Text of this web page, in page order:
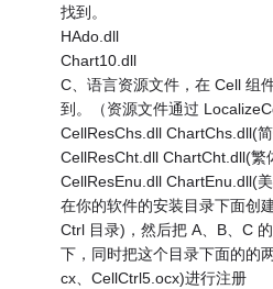
找到。
HAdo.dll
Chart10.dll
C、语言资源文件，在 Cell 组
到。（资源文件通过
CellResChs.dll ChartChs.dll(
CellResCht.dll ChartCht.dll(繁
CellResEnu.dll ChartEnu.dll(
在你的软件的安装目录下面创
Ctrl 目录)，然后把 A、B、C
下，同时把这个目录下面的的
cx、CellCtrl5.ocx)进行注册